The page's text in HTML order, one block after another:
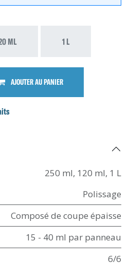
ML 1 L
AJOUTER AU PANIER
250 ml, 120 ml, 1 L
Polissage
Composé de coupe épaisse
15 - 40 ml par panneau
6/6